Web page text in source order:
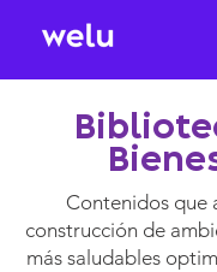
Contenidos que
construcción de
más saludables